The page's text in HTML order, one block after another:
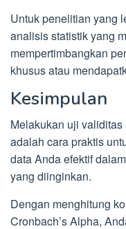
Untuk penelitian yang
analisis statistik yang
mempertimbangkan
khusus atau
Kesimpulan
Melakukan uji
adalah cara praktis
data Anda efektif
yang diinginkan.
Dengan menghitung
Cronbach’s Alpha,